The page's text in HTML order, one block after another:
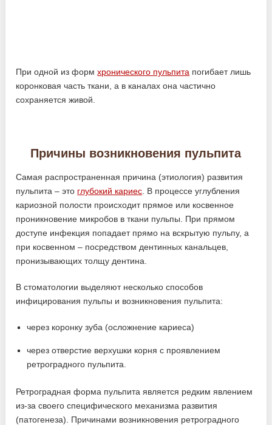
При одной из формхронического пульпита погибает лишь
коронковая часть ткани, а в каналах она частично
сохраняется живой.
Причины возникновения пульпита
Самая распространенная причина (этиология) развития
пульпита – это глубокий кариес . В процессе углубления
кариозной полости происходит прямое или косвенное
проникновение микробов в ткани пульпы. При прямом
доступе инфекция попадает прямо на вскрытую пульпу, а
при косвенном – посредством дентинных канальцев,
пронизывающих толщу дентина.
В стоматологии выделяют несколько способов
инфицирования пульпы и возникновения пульпита:
через коронку зуба (осложнение кариеса)
через отверстие верхушки корня с проявлением
ретроградного пульпита.
Ретроградная форма пульпита является редким явлением
из-за своего специфического механизма развития
(патогенеза). Причинами возникновения ретроградного